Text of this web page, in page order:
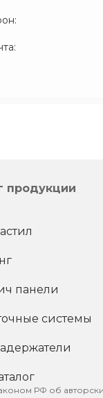
продукции
панели
системы
РФ об